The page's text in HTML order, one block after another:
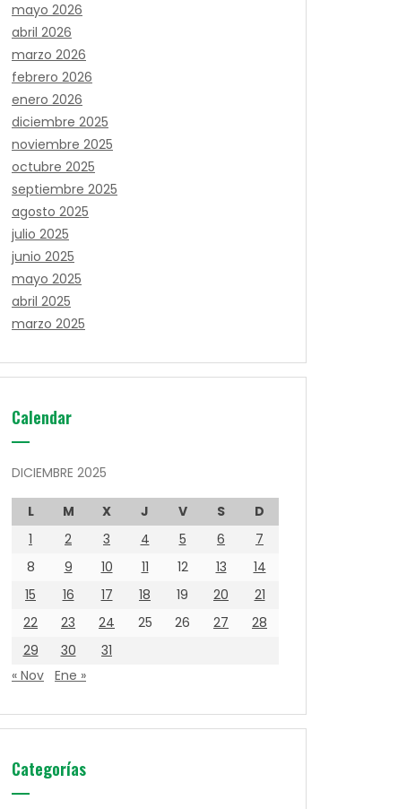
mayo 2026
abril 2026
marzo 2026
febrero 2026
enero 2026
diciembre 2025
noviembre 2025
octubre 2025
septiembre 2025
agosto 2025
julio 2025
junio 2025
mayo 2025
abril 2025
marzo 2025
Calendar
DICIEMBRE 2025
L M X J V S
D
1
2 3 4 5 6
7
8
9 10 11 12 13
14
15
16 17 18 19 20
21
22
23 24 25 26 27
28
29
30
31
« Nov Ene »
Categorías